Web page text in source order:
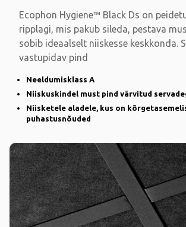
Ecophon Hygiene™ Black Ds on
ripplagi, mis pakub sileda, pestava
sobib ideaalselt niiskesse keskkonda.
vastupidav pind
Neeldumisklass A
Niiskuskindel must pind värvitud
Niisketele aladele, kus on
puhastusnõuded